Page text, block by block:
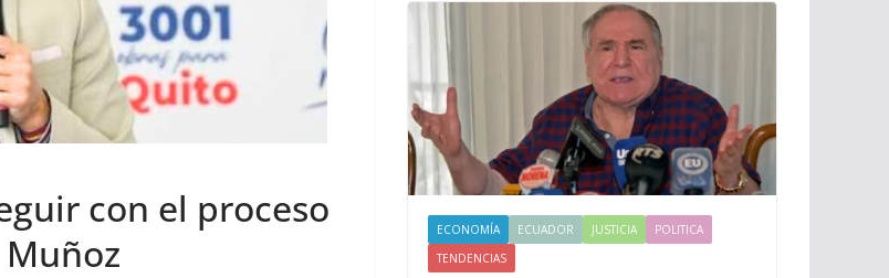
con el proceso
ECONOMÍA ECUADOR JUSTICIA
POLITICA
TENDENCIAS